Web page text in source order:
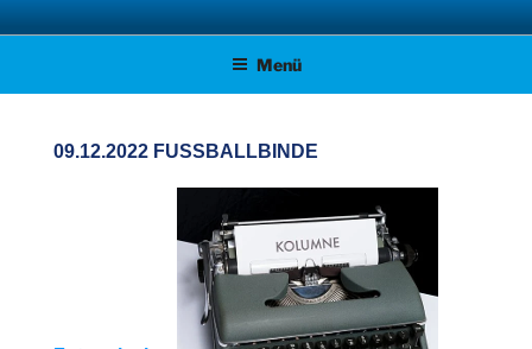
Zum
Inhalt AFD KREISVERBAND STADE
Menü
09.12.2022 FUSSBALLBINDE